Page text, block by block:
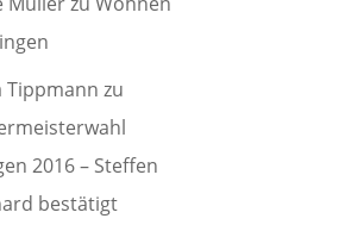
Tippmann zu
2016 – Steffen
bestätigt